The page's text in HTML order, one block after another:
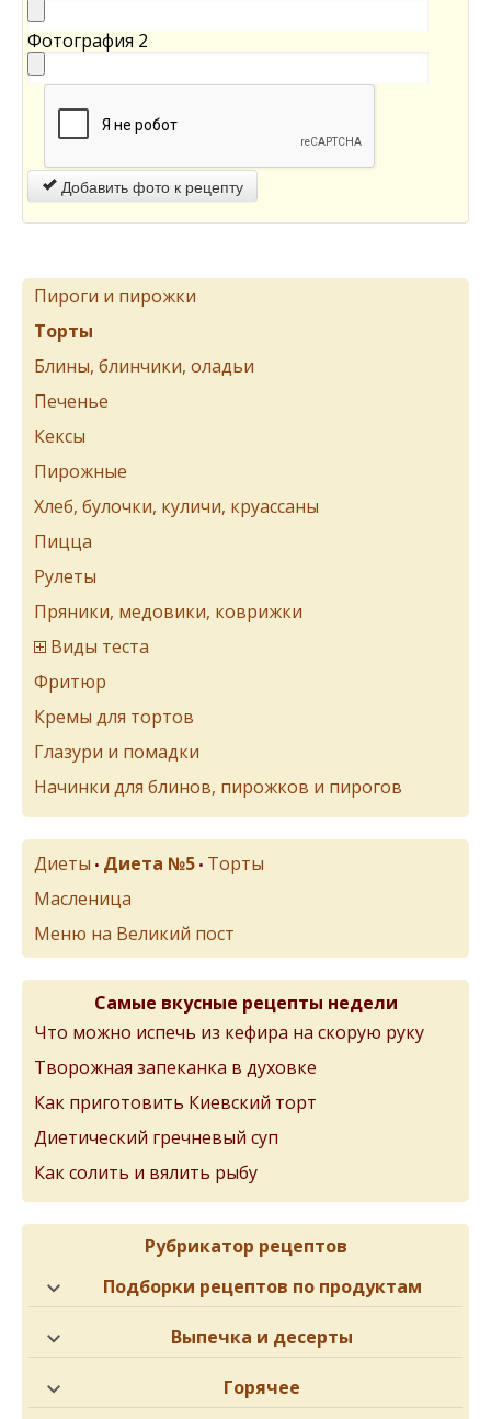
Фотография 2
Добавить фото к рецепту
Пироги и пирожки
Торты
Блины, блинчики, оладьи
Печенье
Кексы
Пирожные
Хлеб, булочки, куличи, круассаны
Пицца
Рулеты
Пряники, медовики, коврижки
Виды теста
Фритюр
Кремы для тортов
Глазури и помадки
Начинки для блинов, пирожков и пирогов
Диеты • Диета №5 • Торты
Масленица
Меню на Великий пост
Самые вкусные рецепты недели
Что можно испечь из кефира на скорую руку
Творожная запеканка в духовке
Как приготовить Киевский торт
Диетический гречневый суп
Как солить и вялить рыбу
Рубрикатор рецептов
Подборки рецептов по продуктам
Выпечка и десерты
Горячее